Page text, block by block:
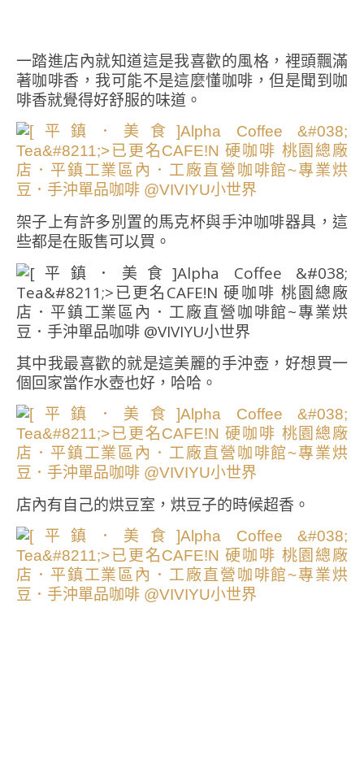
一踏進店內就知道這是我喜歡的風格，裡頭飄滿
著咖啡香，我可能不是這麼懂咖啡，但是聞到咖
啡香就覺得好舒服的味道。
架子上有許多別置的馬克杯與手沖咖啡器具，這
些都是在販售可以買。
其中我最喜歡的就是這美麗的手沖壺，好想買一
個回家當作水壺也好，哈哈。
店內有自己的烘豆室，烘豆子的時候超香。